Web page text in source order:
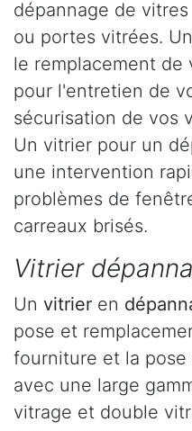
dépannage de
ou portes vitrées. Un
le remplacement de
pour l'entretien de
sécurisation de vos
Un vitrier pour un
une intervention
problèmes de
carreaux brisés.
Vitrier
Un vitrier en
pose et
fourniture et la
avec une large
vitrage et double